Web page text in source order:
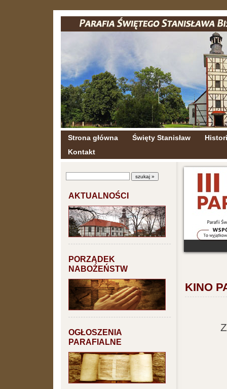
Strona główna Święty Stanisław
Kontakt
AKTUALNOŚCI
PORZĄDEK
NABOŻEŃSTW
OGŁOSZENIA
PARAFIALNE
KINO